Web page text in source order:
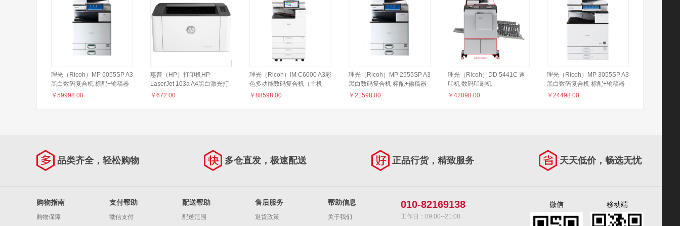
理光（Ricoh）MP 6055SP A3
黑白数码复合机 标配+输稿器
￥ 59998.00
惠普（HP）打印机HP
LaserJet 103a A4黑白激光打
印机（激光 普通办公打印机 黑
￥ 672.00
理光（Ricoh）IM C6000 A3彩
色多功能数码复合机（主机
+送稿器+四纸盒）
￥ 88598.00
理光（Ricoh）MP 2555SP A3
黑白数码复合机 标配+输稿器
￥ 21598.00
理光（Ricoh）DD 5441C 速
印机 数码印刷机
￥ 42898.00
理光（Ricoh）MP 3055SP A3
黑白数码复合机 标配+输稿器
￥ 24498.00
品类齐全，轻松购物 多仓直发，极速配送 正品行货，精致服务 天天低价，畅选无忧
购物指南
购物保障
支付帮助
微信支付
配送帮助
配送范围
售后服务
退货政策
帮助信息
关于我们
010-82169138
工作日：09:00--21:00
微信 移动端